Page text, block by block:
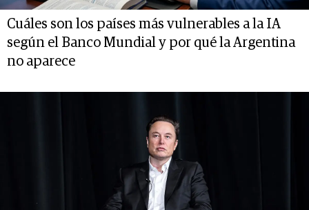
Cuáles son los países más vulnerables a la IA
según el Banco Mundial y por qué la Argentina
no aparece